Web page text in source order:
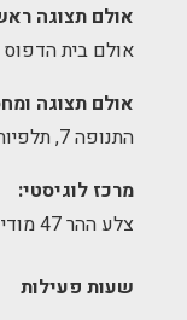
אולם תצוגה
אולם בית הדפוס 12, ירושלים.
אולם תצוגה
התנופה 7, תלפיות, ירושלים.
מרכז לוגיסטי:
צלע ההר 47 מודיעין
שעות פעילות